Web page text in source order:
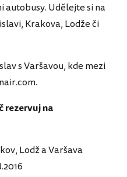
autobusy. Udělejte si na
Krakova, Lodže či
s Varšavou, kde mezi
rezervuj na
Lodž a Varšava